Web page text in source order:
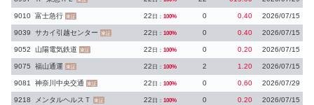
9010 富士急行 東証 22 日： 100% 0 0.40 2026/07/15
9039 サカイ引越センター 東証 22 日： 100% 0 0.40 2026/07/15
9052 山陽電気鉄道 東証 22 日： 100% 0 0.20 2026/07/15
9075 福山通運 東証 22 日： 100% 2 1.20 2026/07/15
9081 神奈川中央交通 東証 22 日： 100% 0 0.60 2026/07/29
9218 メンタルヘルスＴ 東証 22 日： 100% 0 0.20 2026/07/15